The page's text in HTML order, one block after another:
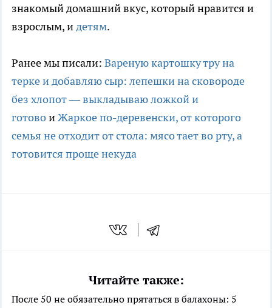
знакомый домашний вкус, который нравится и
взрослым, идетям.
Ранее мы писали: Вареную картошку тру на
терке и добавляю сыр: лепешки на сковороде
без хлопот — выкладываю ложкой и
готовоиЖаркое по-деревенски, от которого
семья не отходит от стола: мясо тает во рту, а
готовится проще некуда
Читайте также:
После 50 не обязательно прятаться в балахоны: 5